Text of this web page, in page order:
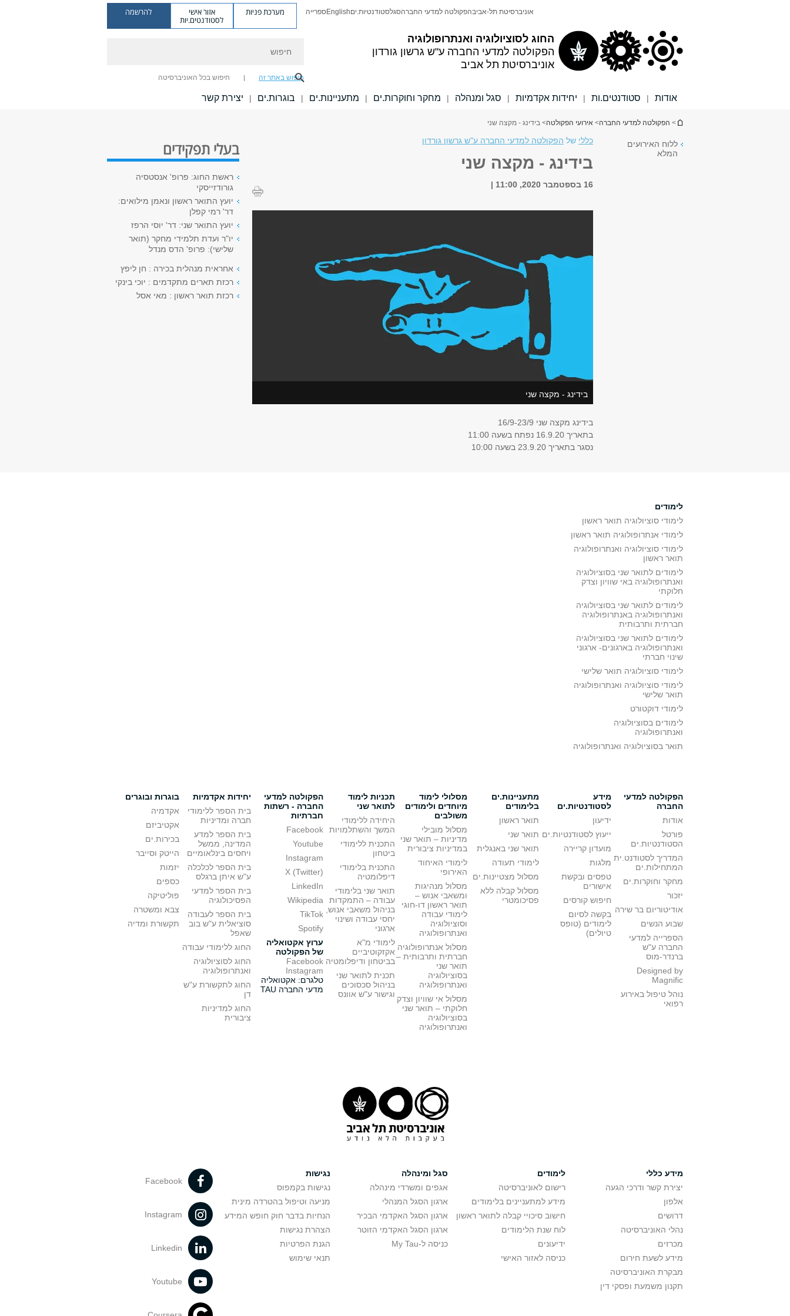
החוג לסוציולוגיה ואנתרופולוגיה
הפקולטה למדעי החברה ע"ש גרשון גורדון
אוניברסיטת תל אביב
אוניברסיטת תל-אביבהפקולטה למדעי החברהסגלסטודנטיות.יםEnglishספרייה מערכת פניות אזור אישי
לסטודנטים.יות
להרשמה
חיפוש באתר זה חיפוש בכל האוניברסיטה
אודות | סטודנטים.ות | יחידות אקדמיות | סגל ומנהלה | מחקר וחוקרות.ים | מתעניינות.ים | בוגרות.ים | יצירת קשר
הינך נמצא כאן
> הפקולטה למדעי החברה> אירועי הפקולטה> בידינג - מקצה שני
ללוח האירועים
המלא
כללי של הפקולטה למדעי החברה ע"ש גרשון גורדון
בידינג - מקצה שני
16 בספטמבר 2020, 11:00
בידינג - מקצה שני
בידינג מקצה שני 16/9-23/9
בתאריך 16.9.20 נפתח בשעה 11:00
נסגר בתאריך 23.9.20 בשעה 10:00
בעלי תפקידים
ראשת החוג: פרופ' אנסטסיה
גורודזייסקי
יועץ התואר ראשון ונאמן מילואים:
דר' רמי קפלן
יועץ התואר שני: דר' יוסי הרפז
יו"ר ועדת תלמידי מחקר (תואר
שלישי): פרופ' הדס מנדל
אחראית מנהלית בכירה : חן ליפץ
רכזת תארים מתקדמים : יוכי בינקי
רכזת תואר ראשון : מאי אסל
לימודים
לימודי סוציולוגיה תואר ראשון
לימודי אנתרופולוגיה תואר ראשון
לימודי סוציולוגיה ואנתרופולוגיה
תואר ראשון
לימודים לתואר שני בסוציולוגיה
ואנתרופולוגיה באי שוויון וצדק
חלוקתי
לימודים לתואר שני בסוציולוגיה
ואנתרופולוגיה באנתרופולוגיה
חברתית ותרבותית
לימודים לתואר שני בסוציולוגיה
ואנתרופולוגיה בארגונים- ארגוני
שינוי חברתי
לימודי סוציולוגיה תואר שלישי
לימודי סוציולוגיה ואנתרופולוגיה
תואר שלישי
לימודי דוקטורט
לימודים בסוציולוגיה
ואנתרופולוגיה
תואר בסוציולוגיה ואנתרופולוגיה
הפקולטה למדעי
החברה
אודות
פורטל
הסטודנטיות.ים
המדריך לסטודנט.ית
המתחילות.ים
מחקר וחוקרות.ים
יזכור
אודיטוריום בר שירה
שבוע הנשים
הספרייה למדעי
החברה ע"ש
ברנדר-מוס
Designed by
Magnific
נוהל טיפול באירוע
רפואי
מידע
לסטודנטיות.ים
ידיעון
ייעוץ לסטודנטיות.ים
מועדון קריירה
מלגות
טפסים ובקשת
אישורים
חיפוש קורסים
בקשה לסיום
לימודים (טופס
טיולים)
מתעניינות.ים
בלימודים
תואר ראשון
תואר שני
תואר שני באנגלית
לימודי תעודה
מסלול מצטיינות.ים
מסלול קבלה ללא
פסיכומטרי
מסלולי לימוד
מיוחדים ולימודים
משולבים
מסלול מובילי
מדיניות – תואר שני
במדיניות ציבורית
לימודי האיחוד
האירופי
מסלול מנהיגות
ומשאבי אנוש –
תואר ראשון דו-חוגי
לימודי עבודה
וסוציולוגיה
ואנתרופולוגיה
מסלול אנתרופולוגיה
חברתית ותרבותית –
תואר שני
בסוציולוגיה
ואנתרופולוגיה
מסלול אי שוויון וצדק
חלוקתי – תואר שני
בסוציולוגיה
ואנתרופולוגיה
תכניות לימוד
לתואר שני
היחידה ללימודי
המשך והשתלמויות
התכנית ללימודי
ביטחון
התכנית בלימודי
דיפלומטיה
תואר שני בלימודי
עבודה – התמקדות
בניהול משאבי אנוש,
יחסי עבודה ושינוי
ארגוני
לימודי מ"א
אקזקוטיביים
בביטחון ודיפלומטיה
תכנית לתואר שני
בניהול סכסוכים
וגישור ע"ש אוונס
הפקולטה למדעי
החברה - רשתות
חברתיות
Facebook
Youtube
Instagram
X (Twitter)
LinkedIn
Wikipedia
TikTok
Spotify
ערוץ אקטואליה
של הפקולטה
Facebook
Instagram
טלגרם: אקטואליה
מדעי החברה TAU
יחידות אקדמיות
בית הספר ללימודי
חברה ומדיניות
בית הספר למדע
המדינה, ממשל
ויחסים בינלאומיים
בית הספר לכלכלה
ע"ש איתן ברגלס
בית הספר למדעי
הפסיכולוגיה
בית הספר לעבודה
סוציאלית ע"ש בוב
שאפל
החוג ללימודי עבודה
החוג לסוציולוגיה
ואנתרופולוגיה
החוג לתקשורת ע"ש
דן
החוג למדיניות
ציבורית
בוגרות ובוגרים
אקדמיה
אקטיביזם
בכירות.ים
הייטק וסייבר
יזמות
כספים
פוליטיקה
צבא ומשטרה
תקשורת ומדיה
מידע כללי
יצירת קשר ודרכי הגעה
אלפון
דרושים
נהלי האוניברסיטה
מכרזים
מידע לשעת חירום
מבקרת האוניברסיטה
תקנון משמעת ופסקי דין
לימודים
רישום לאוניברסיטה
מידע למתעניינים בלימודים
חישוב סיכויי קבלה לתואר ראשון
לוח שנת הלימודים
ידיעונים
כניסה לאזור האישי
סגל ומינהלה
אגפים ומשרדי מינהלה
ארגון הסגל המנהלי
ארגון הסגל האקדמי הבכיר
ארגון הסגל האקדמי הזוטר
כניסה ל-My Tau
נגישות
נגישות בקמפוס
מניעה וטיפול בהטרדה מינית
הנחיות בדבר חוק חופש המידע
הצהרת נגישות
הגנת הפרטיות
תנאי שימוש
Facebook
Instagram
Linkedin
Youtube